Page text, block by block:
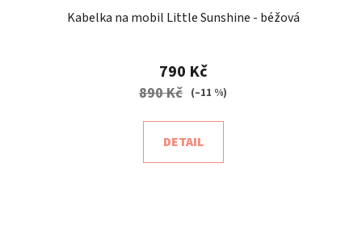
Kabelka na mobil Little Sunshine - béžová
790 Kč
890 Kč (–11 %)
DETAIL